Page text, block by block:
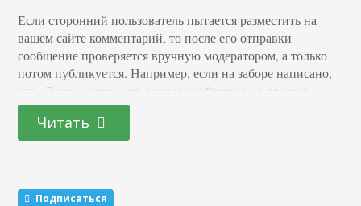
Если сторонний пользователь пытается разместить на
вашем сайте комментарий, то после его отправки
сообщение проверяется вручную модератором, а только
потом публикуется. Например, если на заборе написано,
что «Вася – дурак», то данное сообщение не прошло
премодерацию. Если бы она была произведена, то после
проверки умственных способностей Васи хозяином
забора был бы отражен один из двух вердиктов: «Вася –
Читать
Подписаться